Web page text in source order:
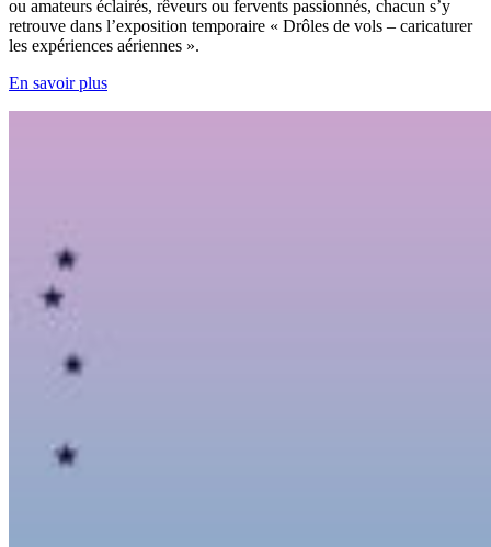
ou amateurs éclairés, rêveurs ou fervents passionnés, chacun s’y
retrouve dans l’exposition temporaire « Drôles de vols – caricaturer
les expériences aériennes ».
En savoir plus